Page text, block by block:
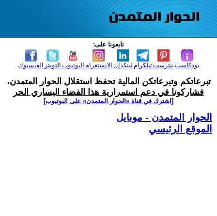
تابعونا على:
الفيسبوك التويتر اليوتيوب الانستغرام لينكدإن تيلكرامبنترست بودكاست
تبرعاتكم وتبرعاتكن المالية تحفظ استقلال الحوار المتمدن،
فشاركونا في دعم استمرارية هذا الفضاء اليساري الحر
[اشترك في قناة ‫«الحوار المتمدن» على اليوتيوب]
الحوار المتمدن - موبايل
الموقع الرئيسي